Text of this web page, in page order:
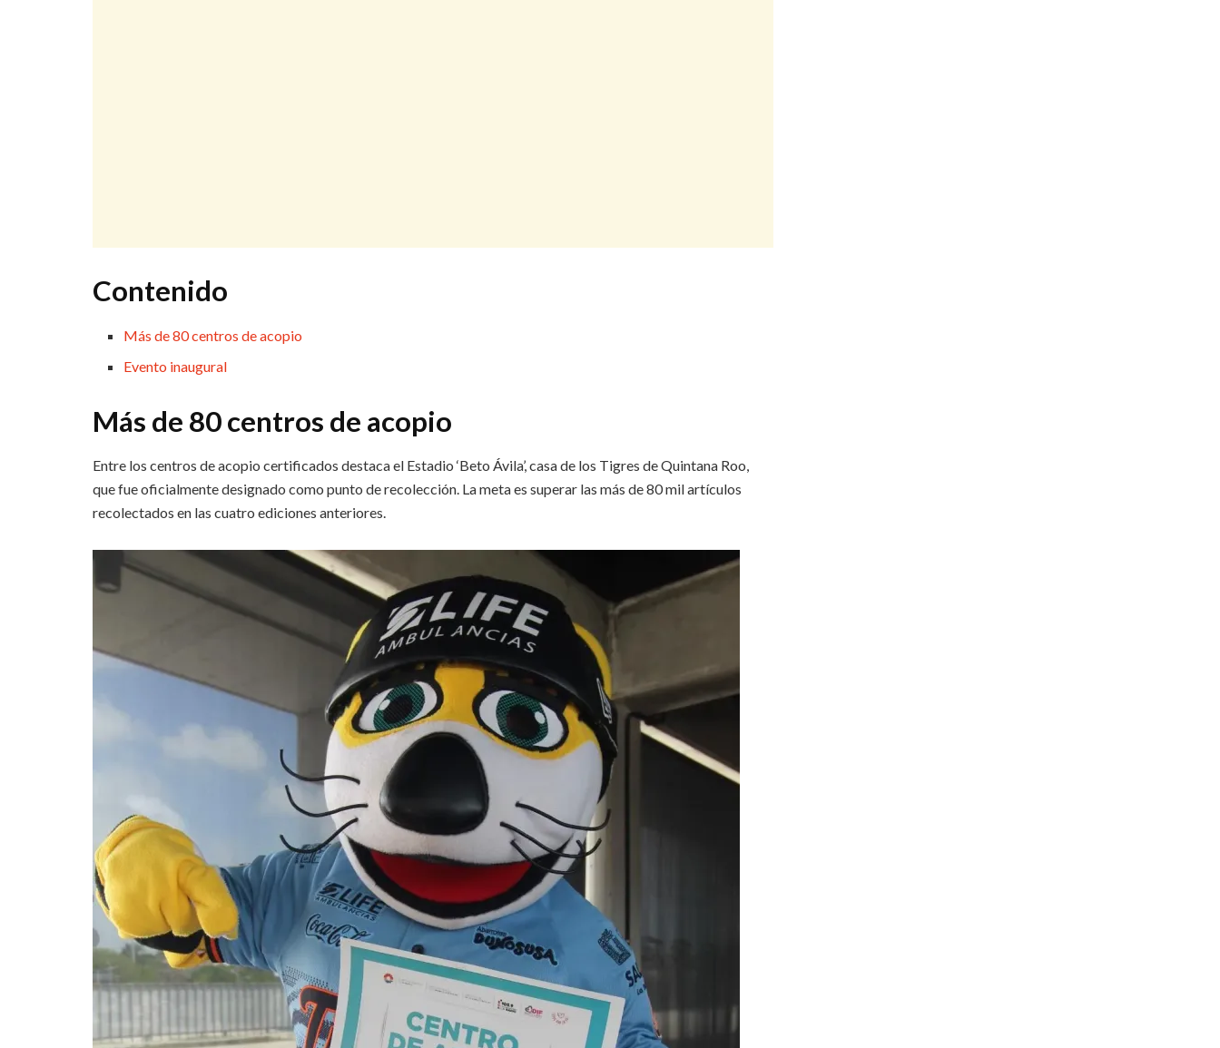
Contenido
Más de 80 centros de acopio
Evento inaugural
Más de 80 centros de acopio
Entre los centros de acopio certificados destaca el Estadio ‘Beto Ávila’, casa de los Tigres de Quintana Roo,
que fue oficialmente designado como punto de recolección. La meta es superar las más de 80 mil artículos
recolectados en las cuatro ediciones anteriores.